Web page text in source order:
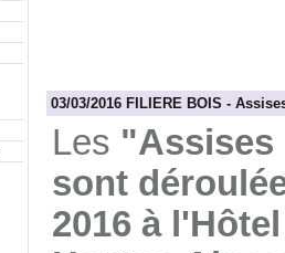
03/03/2016 FILIERE BOIS -
Les "Assises
sont
2016 à